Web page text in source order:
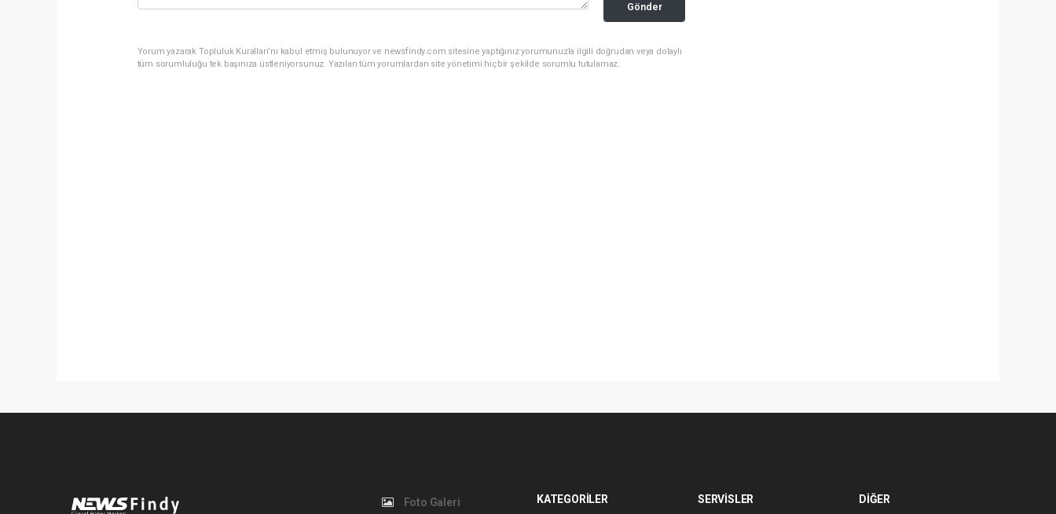
Gönder
Yorum yazarak Topluluk Kuralları’nı kabul etmiş bulunuyor ve newsfindy.com sitesine yaptığınız yorumunuzla ilgili doğrudan veya dolaylı
tüm sorumluluğu tek başınıza üstleniyorsunuz. Yazılan tüm yorumlardan site yönetimi hiçbir şekilde sorumlu tutulamaz.
Foto Galeri KATEGORİLER SERVİSLER DİĞER